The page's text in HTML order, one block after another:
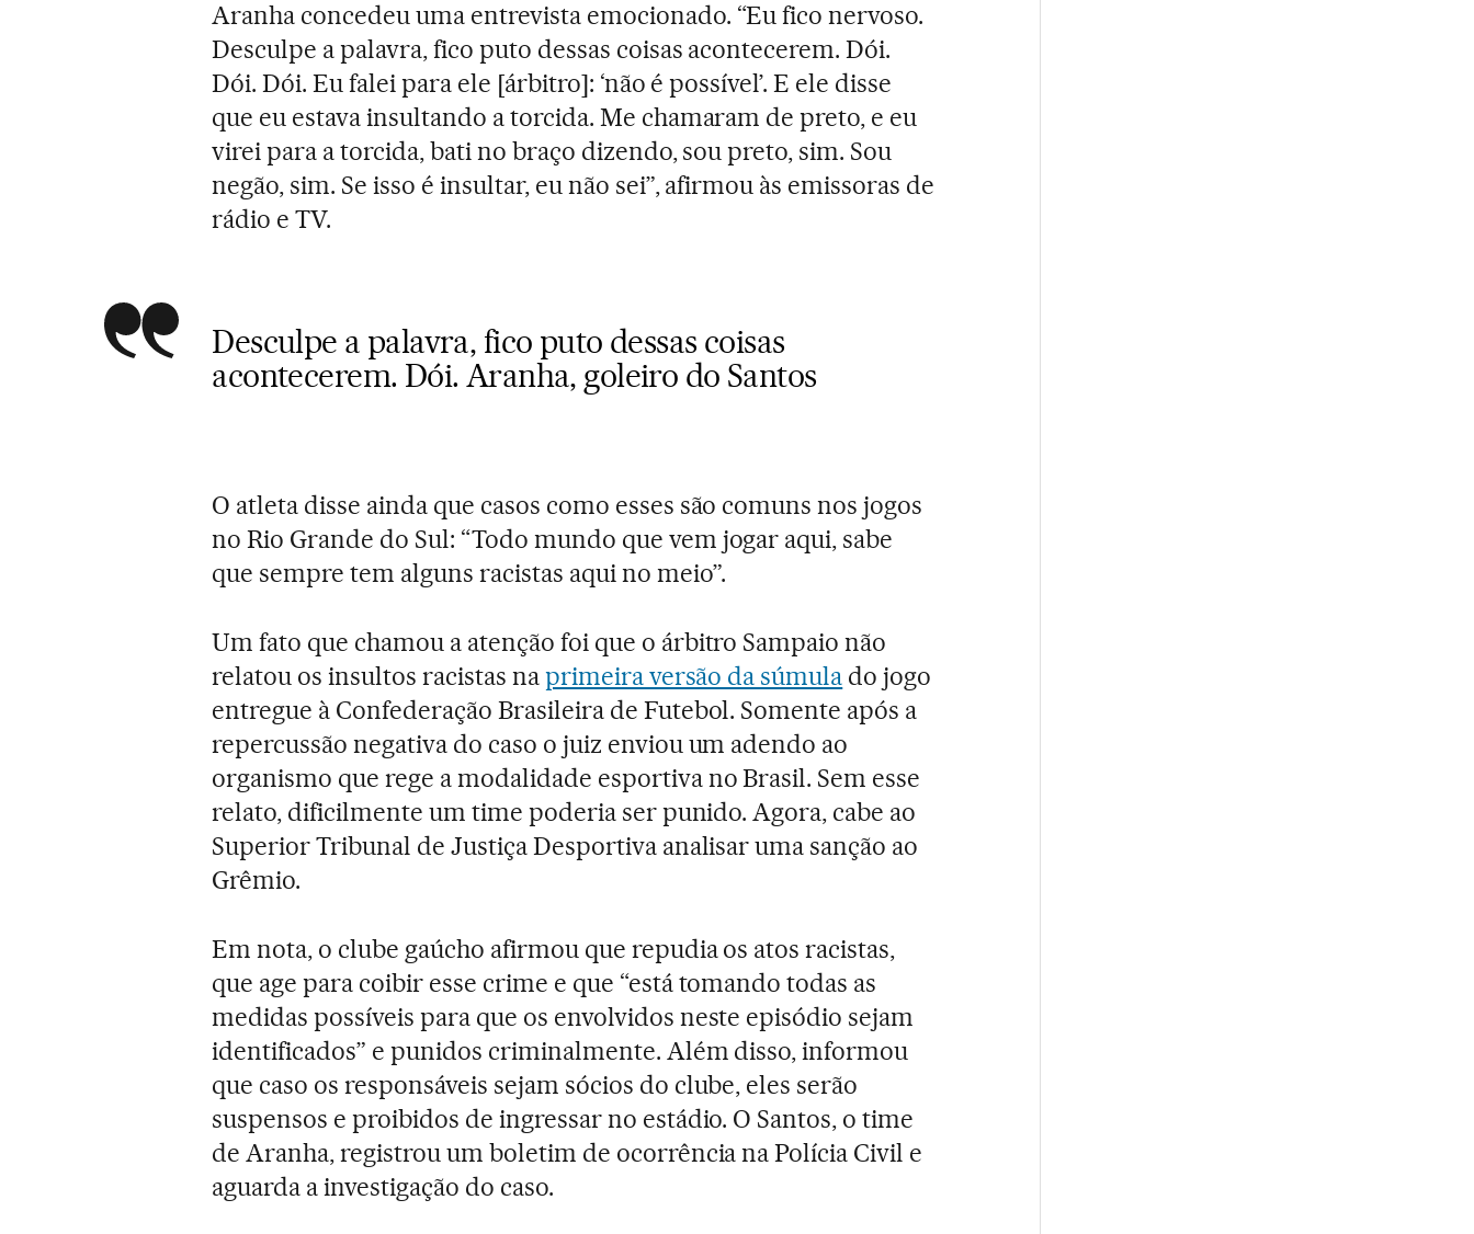
Aranha concedeu uma entrevista emocionado. “Eu fico nervoso.
Desculpe a palavra, fico puto dessas coisas acontecerem. Dói.
Dói. Dói. Eu falei para ele [árbitro]: ‘não é possível’. E ele disse
que eu estava insultando a torcida. Me chamaram de preto, e eu
virei para a torcida, bati no braço dizendo, sou preto, sim. Sou
negão, sim. Se isso é insultar, eu não sei”, afirmou às emissoras de
rádio e TV.
Desculpe a palavra, fico puto dessas coisas
acontecerem. Dói. Aranha, goleiro do Santos
O atleta disse ainda que casos como esses são comuns nos jogos
no Rio Grande do Sul: “Todo mundo que vem jogar aqui, sabe
que sempre tem alguns racistas aqui no meio”.
Um fato que chamou a atenção foi que o árbitro Sampaio não
relatou os insultos racistas naprimeira versão da súmula do jogo
entregue à Confederação Brasileira de Futebol. Somente após a
repercussão negativa do caso o juiz enviou um adendo ao
organismo que rege a modalidade esportiva no Brasil. Sem esse
relato, dificilmente um time poderia ser punido. Agora, cabe ao
Superior Tribunal de Justiça Desportiva analisar uma sanção ao
Grêmio.
Em nota, o clube gaúcho afirmou que repudia os atos racistas,
que age para coibir esse crime e que “está tomando todas as
medidas possíveis para que os envolvidos neste episódio sejam
identificados” e punidos criminalmente. Além disso, informou
que caso os responsáveis sejam sócios do clube, eles serão
suspensos e proibidos de ingressar no estádio. O Santos, o time
de Aranha, registrou um boletim de ocorrência na Polícia Civil e
aguarda a investigação do caso.